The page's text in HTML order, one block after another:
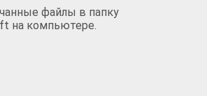
файлы в папку
на компьютере.